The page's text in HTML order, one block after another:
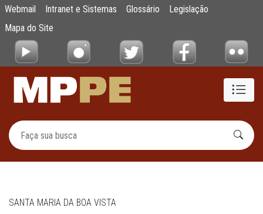
Pular para o Conteúdo principal
Júri acolhe integralmente a tese do MPPE
Webmail Intranet e Sistemas Glossário
Legislação
Mapa do Site
SANTA MARIA DA BOA VISTA